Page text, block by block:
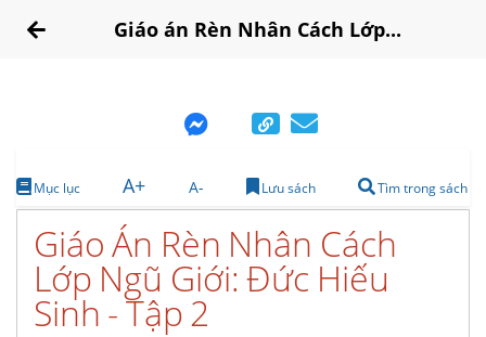
Giáo án Rèn Nhân Cách Lớp...
Mục lục A+ A- Lưu sách Tìm trong sách
Giáo Án Rèn Nhân Cách
Lớp Ngũ Giới: Đức Hiếu
Sinh - Tập 2